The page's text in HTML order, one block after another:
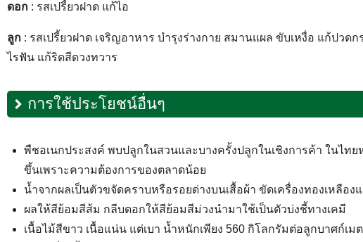
ดอก : รสเปรี้ยวฝาด แก้ไอ
ลูก : รสเปรี้ยวฝาด เจริญอาหาร บำรุงร่างกาย สมานแผล ขับเหงื่อ แก้ปวด
ไรฟัน แก้ริดสีดวงทวาร
การใช้ประโยชน์อื่นๆ
พืชอเนกประสงค์ พบปลูกในสวนและบางครั้งปลูกในเชิงการค้า ในไท
ขึ้นเพราะความต้องการของตลาดน้อย
น้ำจากผลเป็นตัวขจัดคราบหรือรอยด่างบนเสื้อผ้า ขัดเครื่องทองเหลือง
ผลให้สีย้อมสีส้ม กลีบดอกให้สีย้อมสีม่วงนำมาใช้เป็นตัวบ่งชี้ทางเคมี
เนื้อไม้สีขาว เนื้อแน่น แต่เบา น้ำหนักเพียง 560 กิโลกรัมต่อลูกบาศก์เม